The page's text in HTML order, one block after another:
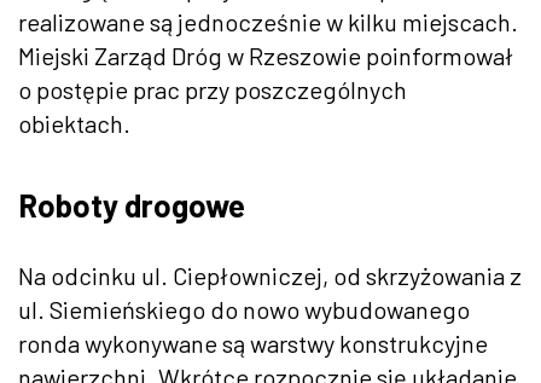
realizowane są jednocześnie w kilku miejscach.
Miejski Zarząd Dróg w Rzeszowie poinformował
o postępie prac przy poszczególnych
obiektach.
Roboty drogowe
Na odcinku ul. Ciepłowniczej, od skrzyżowania z
ul. Siemieńskiego do nowo wybudowanego
ronda wykonywane są warstwy konstrukcyjne
nawierzchni. Wkrótce rozpocznie się układanie